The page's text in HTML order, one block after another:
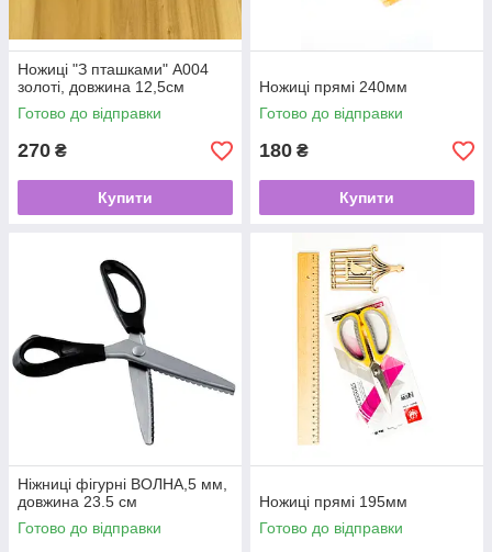
Ножиці "З пташками" А004
золоті, довжина 12,5см
Готово до відправки
270 ₴
Купити
Ножиці прямі 240мм
Готово до відправки
180 ₴
Купити
Ніжниці фігурні ВОЛНА,5 мм,
довжина 23.5 см
Готово до відправки
Ножиці прямі 195мм
Готово до відправки